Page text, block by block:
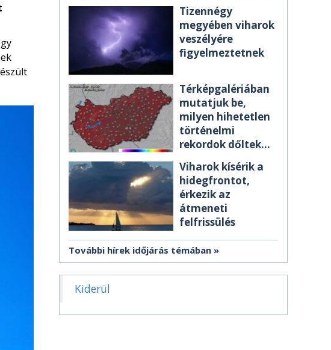
Tizennégy
megyében viharok
veszélyére
figyelmeztetnek
Térképgalériában
mutatjuk be,
milyen hihetetlen
történelmi
rekordok dőltek
Viharok kísérik a
hidegfrontot,
érkezik az
átmeneti
felfrissülés
További hírek időjárás témában
Kiderül